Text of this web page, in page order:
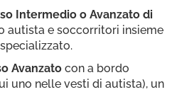
Intermedio o Avanzato di
autista e soccorritori insieme
Avanzatocon a bordo
uno nelle vesti di autista), un